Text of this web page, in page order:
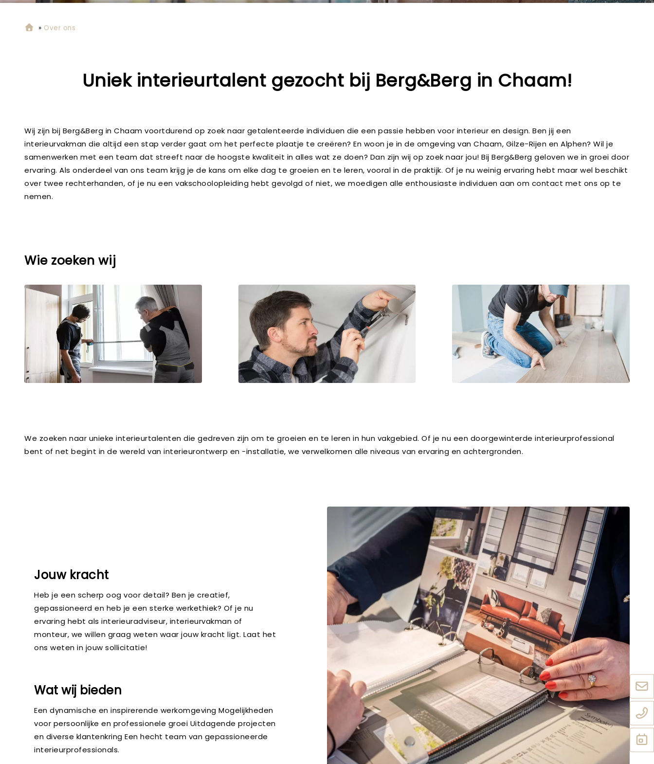
» Over ons
Uniek interieurtalent gezocht bij Berg&Berg in Chaam!
Wij zijn bij Berg&Berg in Chaam voortdurend op zoek naar getalenteerde individuen die een passie hebben voor interieur en design. Ben jij een
interieurvakman die altijd een stap verder gaat om het perfecte plaatje te creëren? En woon je in de omgeving van Chaam, Gilze-Rijen en Alphen? Wil je
samenwerken met een team dat streeft naar de hoogste kwaliteit in alles wat ze doen? Dan zijn wij op zoek naar jou! Bij Berg&Berg geloven we in groei door
ervaring. Als onderdeel van ons team krijg je de kans om elke dag te groeien en te leren, vooral in de praktijk. Of je nu weinig ervaring hebt maar wel beschikt
over twee rechterhanden, of je nu een vakschoolopleiding hebt gevolgd of niet, we moedigen alle enthousiaste individuen aan om contact met ons op te
nemen.
Wie zoeken wij
We zoeken naar unieke interieurtalenten die gedreven zijn om te groeien en te leren in hun vakgebied. Of je nu een doorgewinterde interieurprofessional
bent of net begint in de wereld van interieurontwerp en -installatie, we verwelkomen alle niveaus van ervaring en achtergronden.
Jouw kracht
Heb je een scherp oog voor detail? Ben je creatief,
gepassioneerd en heb je een sterke werkethiek? Of je nu
ervaring hebt als interieuradviseur, interieurvakman of
monteur, we willen graag weten waar jouw kracht ligt. Laat het
ons weten in jouw sollicitatie!
Wat wij bieden
Een dynamische en inspirerende werkomgeving Mogelijkheden
voor persoonlijke en professionele groei Uitdagende projecten
en diverse klantenkring Een hecht team van gepassioneerde
interieurprofessionals.